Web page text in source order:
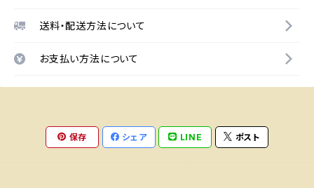
送料・配送方法について
お支払い方法について
保存 シェア LINE ポスト